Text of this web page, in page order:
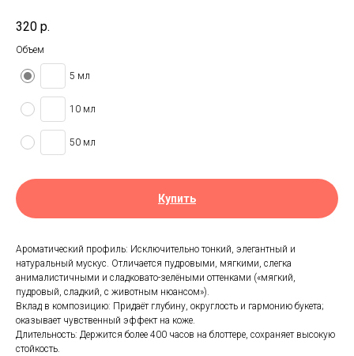
320 р.
Объем
5 мл
10 мл
50 мл
Купить
Ароматический профиль: Исключительно тонкий, элегантный и
натуральный мускус. Отличается пудровыми, мягкими, слегка
анималистичными и сладковато-зелёными оттенками («мягкий,
пудровый, сладкий, с животным нюансом»).
Вклад в композицию: Придаёт глубину, округлость и гармонию букета;
оказывает чувственный эффект на коже.
Длительность: Держится более 400 часов на блоттере, сохраняет высокую
стойкость.